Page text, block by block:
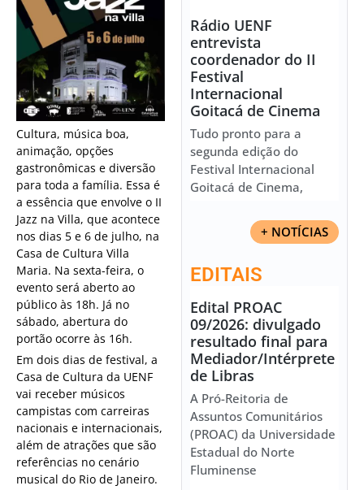
Cultura, música boa,
animação, opções
gastronômicas e diversão
para toda a família. Essa é
a essência que envolve o II
Jazz na Villa, que acontece
nos dias 5 e 6 de julho, na
Casa de Cultura Villa
Maria. Na sexta-feira, o
evento será aberto ao
público às 18h. Já no
sábado, abertura do
portão ocorre às 16h.
Em dois dias de festival, a
Casa de Cultura da UENF
vai receber músicos
campistas com carreiras
nacionais e internacionais,
além de atrações que são
referências no cenário
musical do Rio de Janeiro.
Rádio UENF
entrevista
coordenador do II
Festival
Internacional
Goitacá de Cinema
Tudo pronto para a
segunda edição do
Festival Internacional
Goitacá de Cinema,
+ NOTÍCIAS
EDITAIS
Edital PROAC
09/2026: divulgado
resultado final para
Mediador/Intérprete
de Libras
A Pró-Reitoria de
Assuntos Comunitários
(PROAC) da Universidade
Estadual do Norte
Fluminense